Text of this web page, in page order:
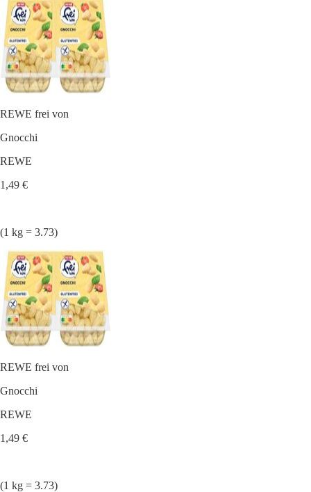
REWE frei von
Gnocchi
REWE
1,49 €
(1 kg = 3.73)
REWE frei von
Gnocchi
REWE
1,49 €
(1 kg = 3.73)